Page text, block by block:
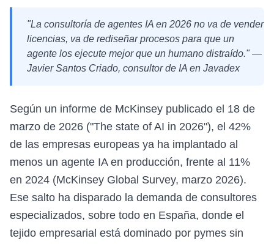
"La consultoría de agentes IA en 2026 no va de vender
licencias, va de rediseñar procesos para que un
agente los ejecute mejor que un humano distraído." —
Javier Santos Criado, consultor de IA en Javadex
Según un informe de McKinsey publicado el 18 de
marzo de 2026 ("The state of AI in 2026"), el 42%
de las empresas europeas ya ha implantado al
menos un agente IA en producción, frente al 11%
en 2024 (McKinsey Global Survey, marzo 2026).
Ese salto ha disparado la demanda de consultores
especializados, sobre todo en España, donde el
tejido empresarial está dominado por pymes sin